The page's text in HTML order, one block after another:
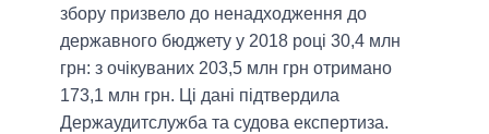
збору призвело до ненадходження до
державного бюджету у 2018 році 30,4 млн
грн: з очікуваних 203,5 млн грн отримано
173,1 млн грн. Ці дані підтвердила
Держаудитслужба та судова експертиза.